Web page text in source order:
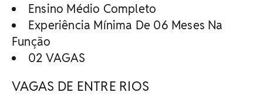
Ensino Médio Completo
Experiência Mínima De 06 Meses Na
Função
02 VAGAS
VAGAS DE ENTRE RIOS